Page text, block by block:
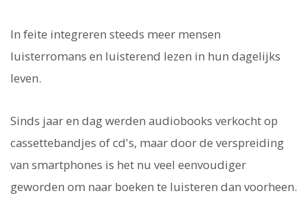
In feite integreren steeds meer mensen
luisterromans en luisterend lezen in hun dagelijks
leven.
Sinds jaar en dag werden audiobooks verkocht op
cassettebandjes of cd's, maar door de verspreiding
van smartphones is het nu veel eenvoudiger
geworden om naar boeken te luisteren dan voorheen.